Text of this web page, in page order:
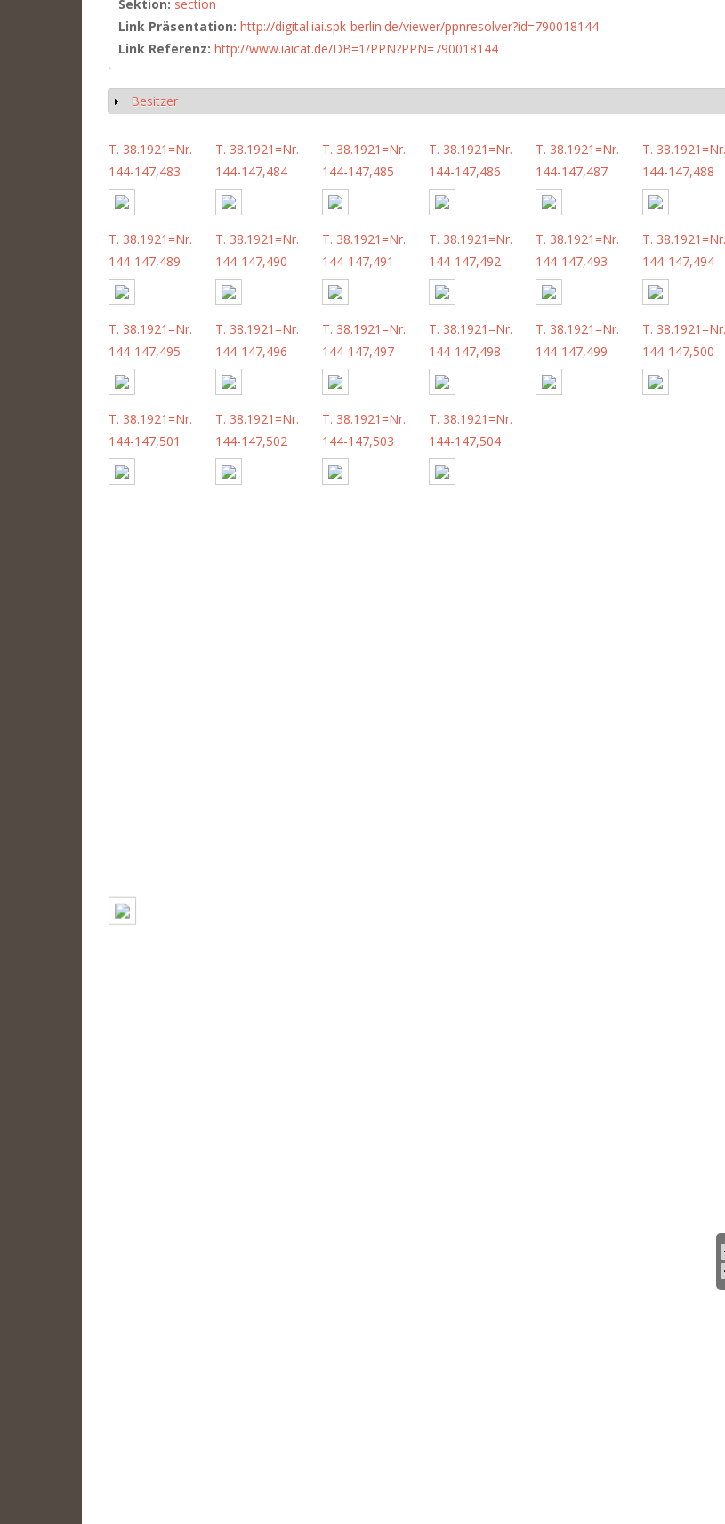
Sektion: section
Link Präsentation: http://digital.iai.spk-berlin.de/viewer/ppnresolver?id=790018144
Link Referenz: http://www.iaicat.de/DB=1/PPN?PPN=790018144
Show
Besitzer
T. 38.1921=Nr.
144-147,483
T. 38.1921=Nr.
144-147,484
T. 38.1921=Nr.
144-147,485
T. 38.1921=Nr.
144-147,486
T. 38.1921=Nr.
144-147,487
T. 38.1921=Nr.
144-147,488
T. 38.1921=Nr.
144-147,489
T. 38.1921=Nr.
144-147,490
T. 38.1921=Nr.
144-147,491
T. 38.1921=Nr.
144-147,492
T. 38.1921=Nr.
144-147,493
T. 38.1921=Nr.
144-147,494
T. 38.1921=Nr.
144-147,495
T. 38.1921=Nr.
144-147,496
T. 38.1921=Nr.
144-147,497
T. 38.1921=Nr.
144-147,498
T. 38.1921=Nr.
144-147,499
T. 38.1921=Nr.
144-147,500
T. 38.1921=Nr.
144-147,501
T. 38.1921=Nr.
144-147,502
T. 38.1921=Nr.
144-147,503
T. 38.1921=Nr.
144-147,504